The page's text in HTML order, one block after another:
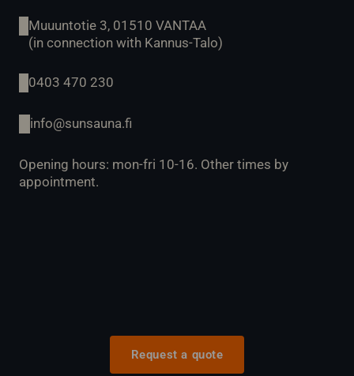
Muuuntotie 3, 01510 VANTAA
(in connection with Kannus-Talo)
0403 470 230
info@sunsauna.fi
Opening hours: mon-fri 10-16. Other times by
appointment.
Request a quote